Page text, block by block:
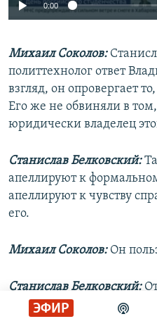
ЭФИР
Auto 240p
720p
0:00
Михаил Соколов:
политтехнолог ответ
взгляд, он опровергает
Его же не обвиняли в
юридически владелец
Станислав Белковский:
апеллируют к
апеллируют к чувству
его.
Михаил Соколов:Он
Станислав Белковский:
был.